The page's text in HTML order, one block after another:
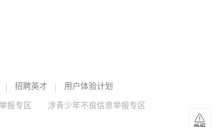
央行：8月7日开展了10亿元7天期逆回购操作
央行公告，8月7日开展了10亿元7天期逆回购操作，操作利率
招聘英才 用户体验计划
报专区
涉青少年不良信息举报专区